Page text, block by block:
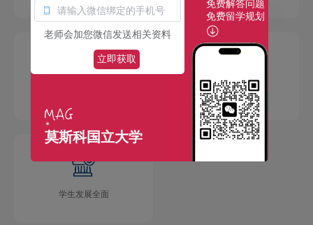
学术成果丰硕
学生发展全面
老师会加您微信发送相关资料
立即获取
莫斯科国立大学
免费解答问题
免费留学规划